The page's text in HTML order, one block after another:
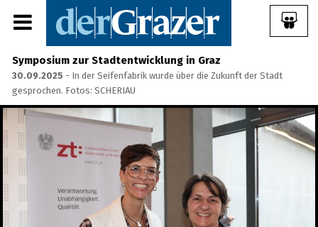
Symposium zur Stadtentwicklung in Graz
30.09.2025 - In der Seifenfabrik wurde über die Zukunft der Stadt
gesprochen. Fotos: SCHERIAU
ANMELDEN
IMPRESSUM